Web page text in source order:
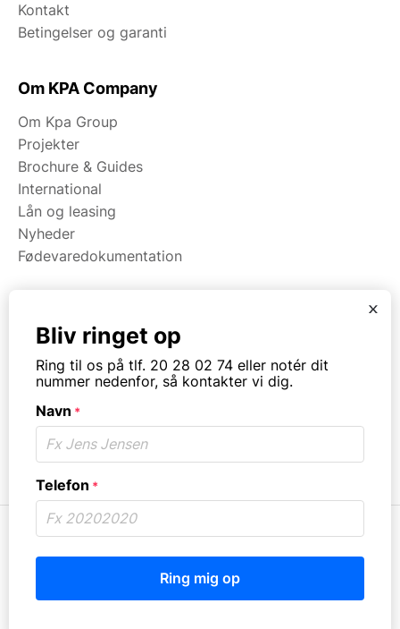
Kontakt
Betingelser og garanti
Om KPA Company
Om Kpa Group
Projekter
Brochure & Guides
International
Lån og leasing
Nyheder
Fødevaredokumentation
Maskiner
Koge/varme/stege
Bageri
Opvask
Opbevaring
Virksomhedstype
x
Bliv ringet op
Ring til os på tlf. 20 28 02 74 eller notér dit
nummer nedenfor, så kontakter vi dig.
Navn *
Telefon *